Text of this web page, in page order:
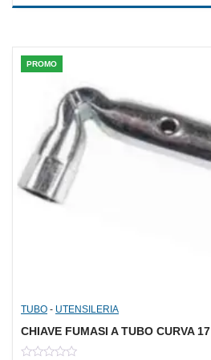
of
PROMO
TUBO - UTENSILERIA
CHIAVE FUMASI A TUBO CURVA 17